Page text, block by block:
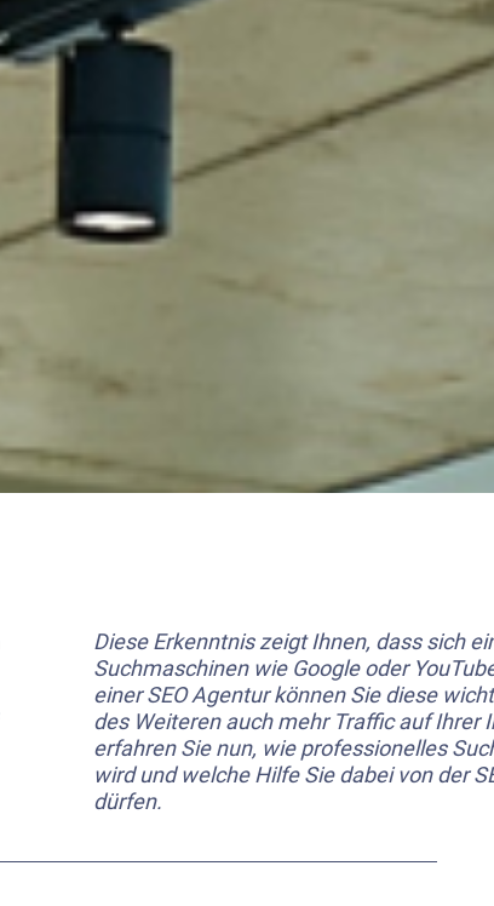
Diese Erkenntnis zeigt Ihnen, dass sich
Suchmaschinen wie Google oder
einer SEO Agentur können Sie diese
des Weiteren auch mehr Traffic auf Ihrer
erfahren Sie nun, wie professionelles
wird und welche Hilfe Sie dabei von der
dürfen.